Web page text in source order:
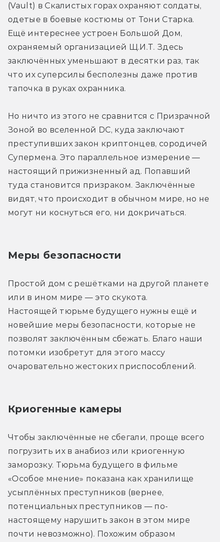
(Vault) в Скалистых горах охраняют солдаты,
одетые в боевые костюмы от Тони Старка.
Ещё интереснее устроен Большой Дом,
охраняемый организацией Щ.И.Т. Здесь
заключённых уменьшают в десятки раз, так
что их суперсилы бесполезны даже против
тапочка в руках охранника.
Но ничто из этого не сравнится с Призрачной
Зоной во вселенной DC, куда заключают
преступивших закон криптонцев, сородичей
Супермена. Это параллельное измерение —
настоящий прижизненный ад. Попавший
туда становится призраком. Заключённые
видят, что происходит в обычном мире, но не
могут ни коснуться его, ни докричаться.
Меры безопасности
Простой дом с решётками на другой планете
или в ином мире — это скукота.
Настоящей тюрьме будущего нужны ещё и
новейшие меры безопасности, которые не
позволят заключённым сбежать. Благо наши
потомки изобретут для этого массу
очаровательно жестоких приспособлений.
Криогенные камеры
Чтобы заключённые не сбегали, проще всего
погрузить их в анабиоз или криогенную
заморозку. Тюрьма будущего в фильме
«Особое мнение» показана как хранилище
усыплённых преступников (вернее,
потенциальных преступников — по-
настоящему нарушить закон в этом мире
почти невозможно). Похожим образом